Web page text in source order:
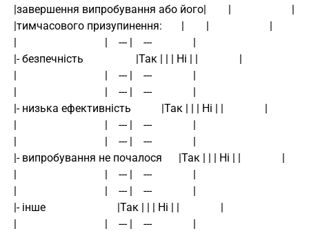
|тимчасового призупинення:       |        |                      |
|                                |    --- |    ---               |
|- безпечність                   |Так | | | Ні | |               |
|                                |    --- |    ---               |
|                                |    --- |    ---               |
|- низька ефективність           |Так | | | Ні | |               |
|                                |    --- |    ---               |
|                                |    --- |    ---               |
|- випробування не почалося      |Так | | | Ні | |               |
|                                |    --- |    ---               |
|                                |    --- |    ---               |
|- інше                          |Так | | | Ні | |               |
|                                |    --- |    ---               |